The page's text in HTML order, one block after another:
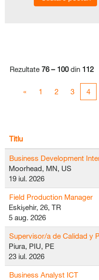
Rezultate 76 – 100din 112
« 1 2 3 4
Titlu
Business Development
Moorhead, MN, US
19 iul. 2026
Field Production Manager
Eskişehir, 26, TR
5 aug. 2026
Supervisor/a de Calidad y
Piura, PIU, PE
23 iul. 2026
Business Analyst ICT